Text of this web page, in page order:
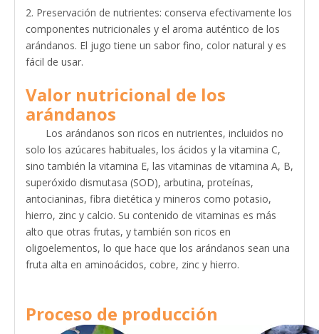
2. Preservación de nutrientes: conserva efectivamente los
componentes nutricionales y el aroma auténtico de los
arándanos. El jugo tiene un sabor fino, color natural y es
fácil de usar.
Valor nutricional de los
arándanos
Los arándanos son ricos en nutrientes, incluidos no
solo los azúcares habituales, los ácidos y la vitamina C,
sino también la vitamina E, las vitaminas de vitamina A, B,
superóxido dismutasa (SOD), arbutina, proteínas,
antocianinas, fibra dietética y mineros como potasio,
hierro, zinc y calcio. Su contenido de vitaminas es más
alto que otras frutas, y también son ricos en
oligoelementos, lo que hace que los arándanos sean una
fruta alta en aminoácidos, cobre, zinc y hierro.
Proceso de producción